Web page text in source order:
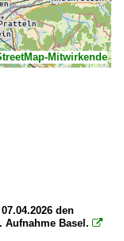
Mitwirkende
den
Aufnahme Basel. 